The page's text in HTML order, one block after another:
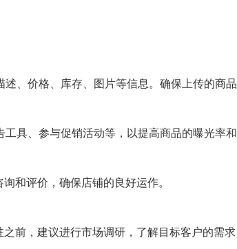
、价格、库存、图片等信息。确保上传的商品
具、参与促销活动等，以提高商品的曝光率和
和评价，确保店铺的良好运作。
前，建议进行市场调研，了解目标客户的需求